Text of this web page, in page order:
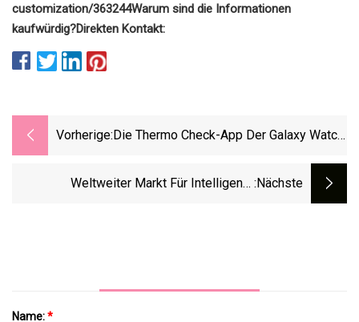
customization/363244Warum sind die Informationen
kaufwürdig?Direkten Kontakt:
Vorherige: Die Thermo Check-App Der Galaxy Watch
Problem
Weltweiter Markt Für Intelligente :nächste
Name:*